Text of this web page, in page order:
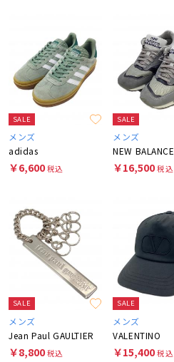
SALE
メンズ
adidas
￥6,600税込
SALE
メンズ
NEW BALANCE
￥16,500税込
SALE
メンズ
Jean Paul GAULTIER
￥8,800税込
SALE
メンズ
VALENTINO
￥15,400税込